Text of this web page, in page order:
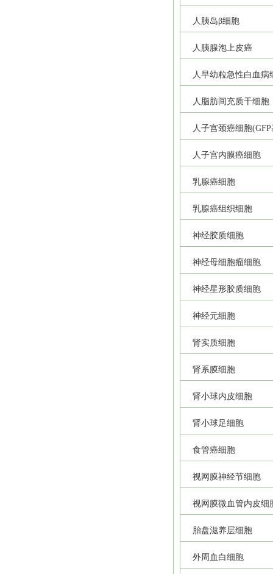
人胰岛β细胞
人胰腺泡上皮癌
人早幼粒急性白血病
人脂肪间充质干细胞
人子宫颈癌细胞
人子宫内膜癌细胞
乳腺癌细胞
乳腺癌组织细胞
神经胶质细胞
神经母细胞瘤细胞
神经星形胶质细胞
神经元细胞
肾实质细胞
肾系膜细胞
肾小球内皮细胞
肾小球足细胞
食管癌细胞
视网膜神经节细胞
视网膜微血管内皮细
胎盘滋养层细胞
外周血白细胞